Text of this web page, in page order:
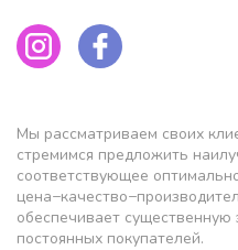
Мы рассматриваем своих
стремимся предложить
соответствующее
обеспечивает
постоянных покупателей.